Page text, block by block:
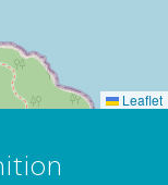
Leaflet